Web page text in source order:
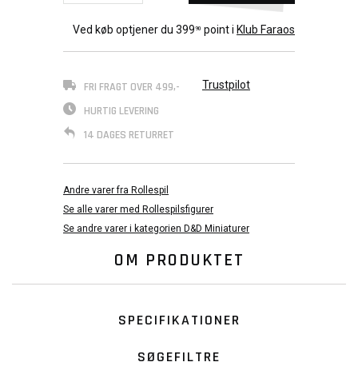
Ved køb optjener du 39990 point i Klub Faraos
FRI FRAGT OVER 499,-
HURTIG LEVERING
14 DAGES RETURRET
Trustpilot
Andre varer fra Rollespil
Se alle varer med Rollespilsfigurer
Se andre varer i kategorien D&D Miniaturer
OM PRODUKTET
SPECIFIKATIONER
SØGEFILTRE